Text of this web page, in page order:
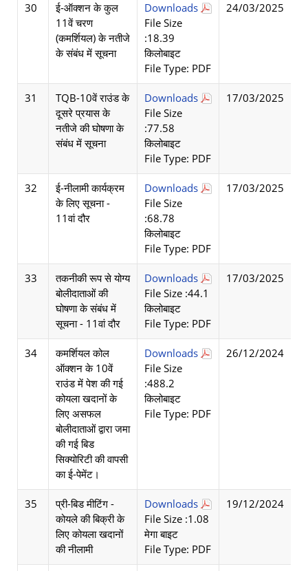
30
ई-ऑक्शन के कुल
11वें चरण
(कमर्शियल) के नतीजे
के संबंध में सूचना
Downloads
File Size
:18.39
किलोबाइट
File Type: PDF
24/03/2025
31
TQB-10वें राउंड के
दूसरे प्रयास के
नतीजे की घोषणा के
संबंध में सूचना
Downloads
File Size
:77.58
किलोबाइट
File Type: PDF
17/03/2025
32
ई-नीलामी कार्यक्रम
के लिए सूचना -
11वां दौर
Downloads
File Size
:68.78
किलोबाइट
File Type: PDF
17/03/2025
33
तकनीकी रूप से योग्य
बोलीदाताओं की
घोषणा के संबंध में
सूचना - 11वां दौर
Downloads
File Size :44.1
किलोबाइट
File Type: PDF
17/03/2025
34
कमर्शियल कोल
ऑक्शन के 10वें
राउंड में पेश की गई
कोयला खदानों के
लिए असफल
बोलीदाताओं द्वारा जमा
की गई बिड
सिक्योरिटी की वापसी
का ई-पेमेंट।
Downloads
File Size
:488.2
किलोबाइट
File Type: PDF
26/12/2024
35
प्री-बिड मीटिंग -
कोयले की बिक्री के
लिए कोयला खदानों
की नीलामी
Downloads
File Size :1.08
मेगा बाइट
File Type: PDF
19/12/2024